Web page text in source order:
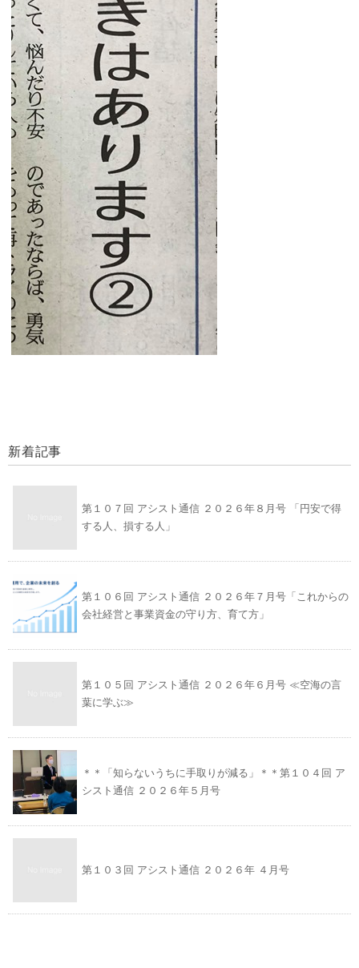
新着記事
第１０７回 アシスト通信 ２０２６年８月号 「円安で得
する人、損する人」
第１０６回 アシスト通信 ２０２６年７月号「これからの
会社経営と事業資金の守り方、育て方」
第１０５回 アシスト通信 ２０２６年６月号 ≪空海の言
葉に学ぶ≫
＊＊「知らないうちに手取りが減る」＊＊第１０４回 ア
シスト通信 ２０２６年５月号
第１０３回 アシスト通信 ２０２６年 ４月号